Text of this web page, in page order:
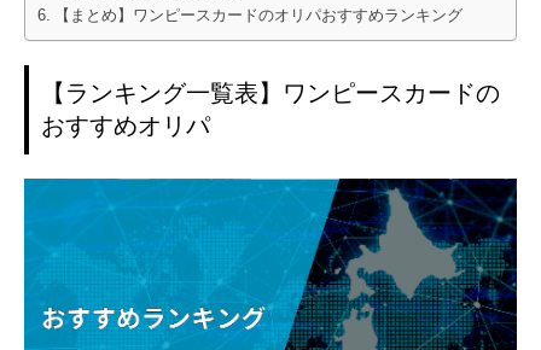
【まとめ】ワンピースカードのオリパおすすめランキング
【ランキング一覧表】ワンピースカードの
おすすめオリパ